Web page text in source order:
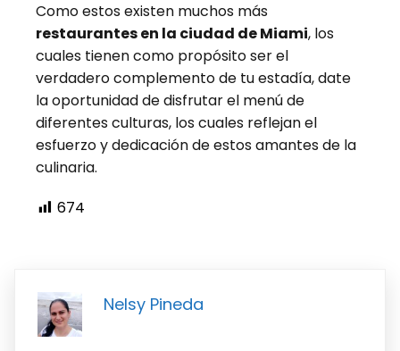
Como estos existen muchos más
restaurantes en la ciudad de Miami, los
cuales tienen como propósito ser el
verdadero complemento de tu estadía, date
la oportunidad de disfrutar el menú de
diferentes culturas, los cuales reflejan el
esfuerzo y dedicación de estos amantes de la
culinaria.
674
Nelsy Pineda